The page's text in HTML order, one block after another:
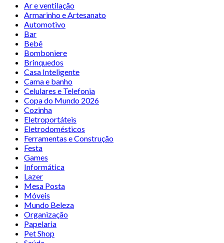
Ar e ventilação
Armarinho e Artesanato
Automotivo
Bar
Bebê
Bomboniere
Brinquedos
Casa Inteligente
Cama e banho
Celulares e Telefonia
Copa do Mundo 2026
Cozinha
Eletroportáteis
Eletrodomésticos
Ferramentas e Construção
Festa
Games
Informática
Lazer
Mesa Posta
Móveis
Mundo Beleza
Organização
Papelaria
Pet Shop